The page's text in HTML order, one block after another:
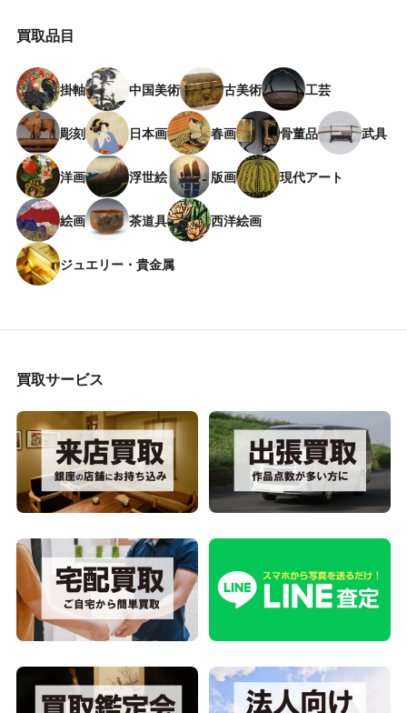
買取品目
掛軸 中国美術 古美術 工芸
彫刻 日本画 春画 骨董品 武具
洋画 浮世絵 版画 現代アート
絵画 茶道具 西洋絵画
ジュエリー・貴金属
買取サービス